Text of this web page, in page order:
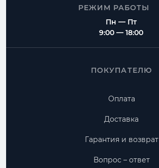
РЕЖИМ РАБОТЫ
Пн — Пт
9:00 — 18:00
ПОКУПАТЕЛЮ
Оплата
Доставка
Гарантия и возврат
Вопрос – ответ